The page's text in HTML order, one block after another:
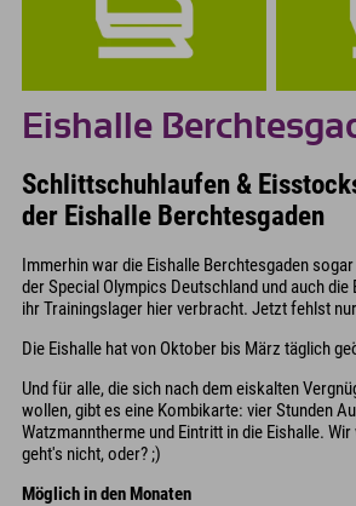
Eishalle
Schlittschuhlaufen &
der Eishalle Berchtesgaden
Immerhin war die Eishalle Berchtesgaden
der Special Olympics Deutschland und auch die
ihr Trainingslager hier verbracht. Jetzt fehlst
Die Eishalle hat von Oktober bis März täglich
Und für alle, die sich nach dem eiskalten
wollen, gibt es eine Kombikarte: vier Stunden
Watzmanntherme und Eintritt in die Eishalle.
geht's nicht, oder? ;)
Möglich in den Monaten